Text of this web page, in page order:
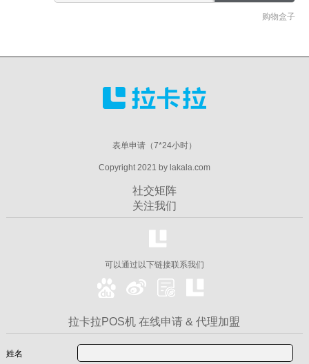
购物盒子
表单申请（7*24小时）
Copyright 2021 by lakala.com
社交矩阵
关注我们
可以通过以下链接联系我们
拉卡拉POS机 在线申请 & 代理加盟
姓名